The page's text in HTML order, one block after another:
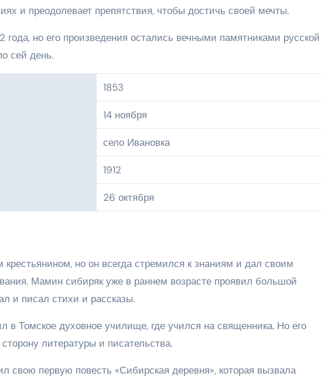
и преодолевает препятствия, чтобы достичь своей мечты.
но его произведения остались вечными памятниками русской
сей день.
1853
14 ноября
село Ивановка
1912
26 октября
но он всегда стремился к знаниям и дал своим
Мамин сибиряк уже в раннем возрасте проявил большой
и писал стихи и рассказы.
в Томское духовное училище, где учился на священника. Но его
литературы и писательства.
свою первую повесть «Сибирская деревня», которая вызвала